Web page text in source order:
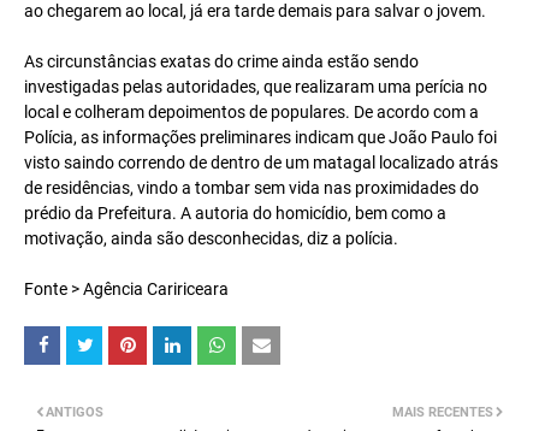
ao chegarem ao local, já era tarde demais para salvar o jovem.
As circunstâncias exatas do crime ainda estão sendo
investigadas pelas autoridades, que realizaram uma perícia no
local e colheram depoimentos de populares. De acordo com a
Polícia, as informações preliminares indicam que João Paulo foi
visto saindo correndo de dentro de um matagal localizado atrás
de residências, vindo a tombar sem vida nas proximidades do
prédio da Prefeitura. A autoria do homicídio, bem como a
motivação, ainda são desconhecidas, diz a polícia.
Fonte > Agência Caririceara
MAIS RECENTES
ANTIGOS